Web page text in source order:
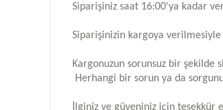
Siparişiniz saat 16:00'ya kadar
Siparişinizin kargoya
Kargonuzun sorunsuz bir şekilde
Herhangi bir sorun ya da
İlginiz ve güveniniz için teşekkür